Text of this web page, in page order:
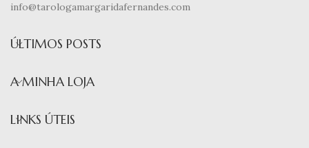
info@tarologamargaridafernandes.com
ÚLTIMOS POSTS
A MINHA LOJA
LINKS ÚTEIS